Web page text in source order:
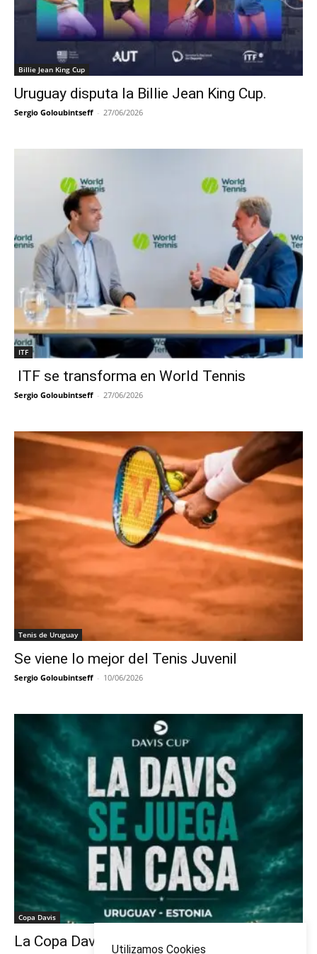
Billie Jean King Cup
Uruguay disputa la Billie Jean King Cup.
Sergio Goloubintseff - 27/06/2026
ITF
ITF se transforma en World Tennis
Sergio Goloubintseff - 27/06/2026
Tenis de Uruguay
Se viene lo mejor del Tenis Juvenil
Sergio Goloubintseff - 10/06/2026
Copa Davis
La Copa Davis vuelve al Círculo
Utilizamos Cookies